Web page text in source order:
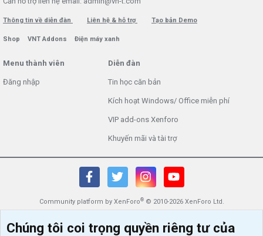
Thông tin về diễn đàn Liên hệ & hỗ trợ Tạo bản Demo
Shop VNT Addons Điện máy xanh
Menu thành viên
Đăng nhập
Diễn đàn
Tin học căn bản
Kích hoạt Windows/ Office miễn phí
VIP add-ons Xenforo
Khuyến mãi và tài trợ
Community platform by XenForo® © 2010-2026 XenForo Ltd.
Chúng tôi coi trọng quyền riêng tư của